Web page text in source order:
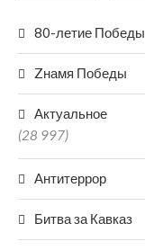
80-летие Победы
Zнамя Победы
Актуальное
(28 997)
Антитеррор
Битва за Кавказ